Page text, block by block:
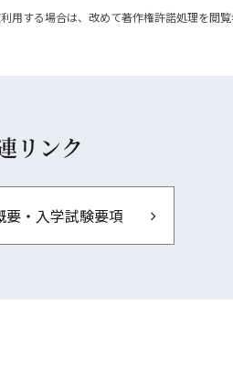
する場合は、改めて著作権許諾処理を閲
リンク
要・入学試験要項